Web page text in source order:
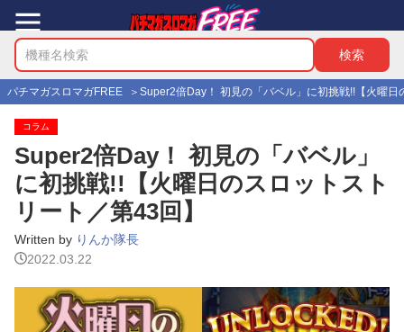
パチマガスロマガFREE Super2倍Day！ 初見の「バベル」に初挑戦!!【火曜
コラム
Super2倍Day！ 初見の「バベル」
に初挑戦!!【火曜日のスロットスト
リート／第43回】
Written by りんか隊長
2022.03.22